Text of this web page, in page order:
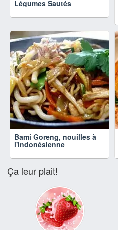
Légumes Sautés
Bami Goreng, nouilles à
l'indonésienne
Ça leur plait!